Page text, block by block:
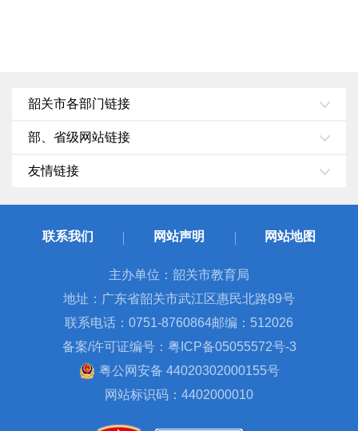
韶关市各部门链接
部、省级网站链接
友情链接
联系我们 网站声明 网站地图
主办单位：韶关市教育局
地址：广东省韶关市武江区惠民北路89号
联系电话：0751-8760864邮编：512026
备案/许可证编号：粤ICP备05055572号-3
粤公网安备 44020302000155号
网站标识码：4402000010